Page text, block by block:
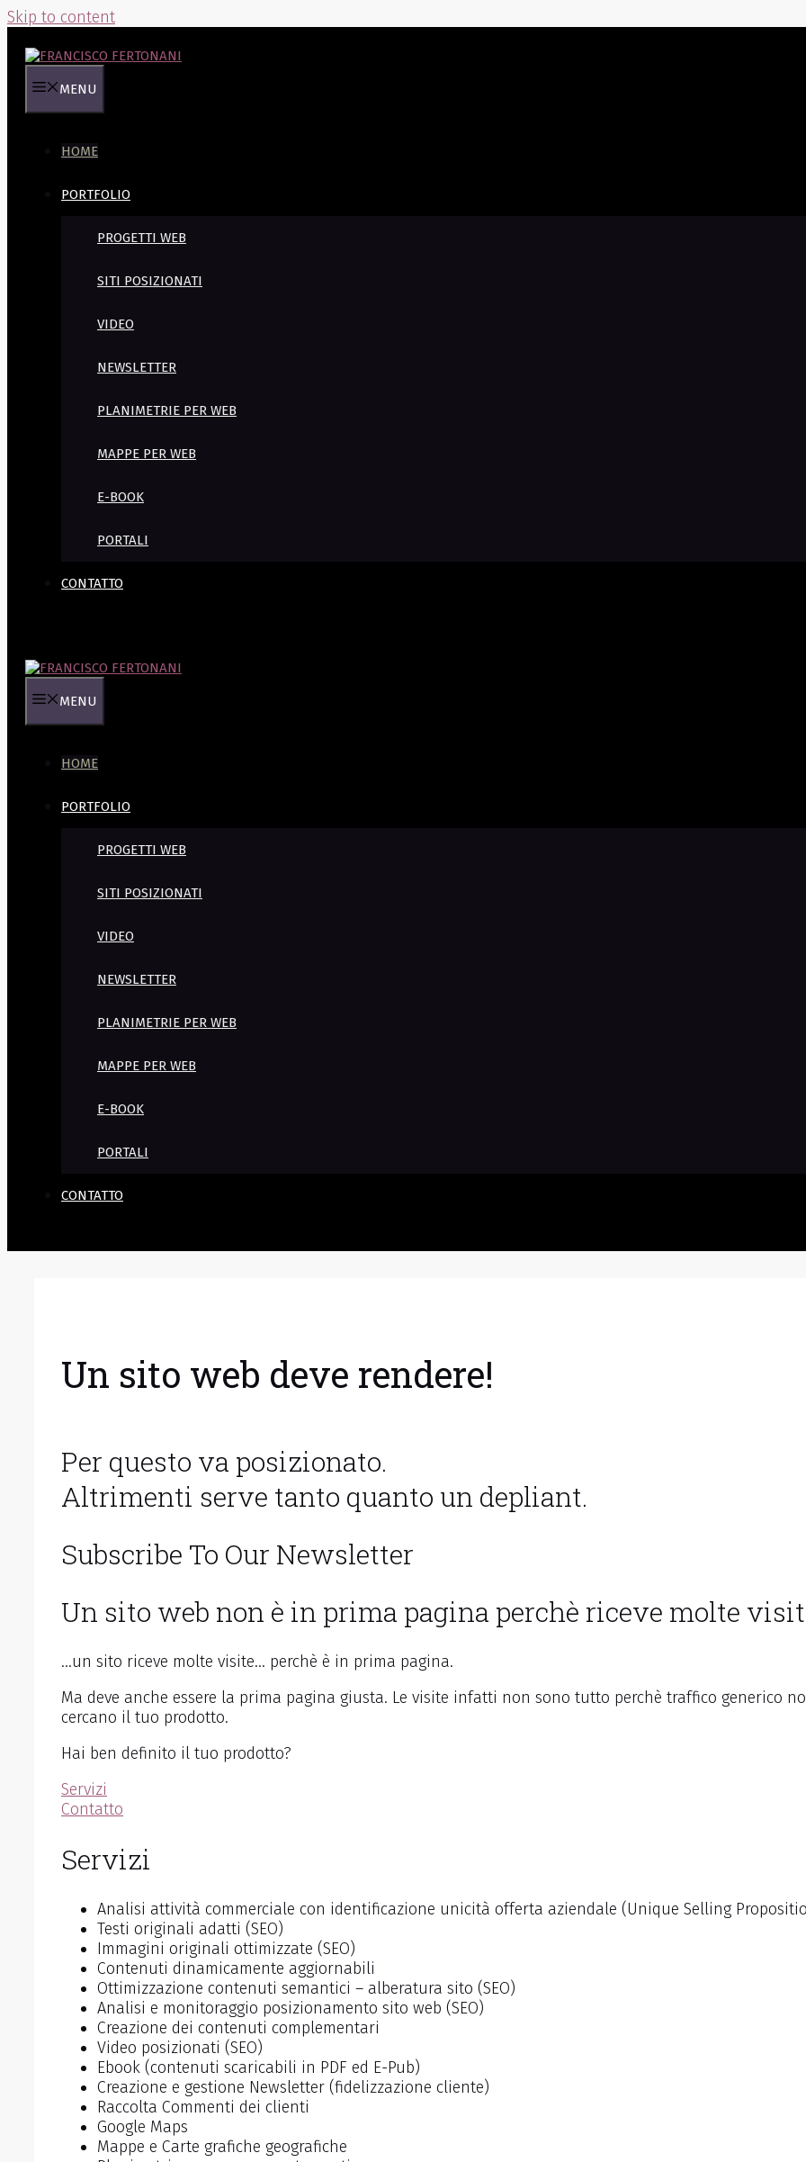
Skip to content
MENU
HOME
PORTFOLIO
PROGETTI WEB
SITI POSIZIONATI
VIDEO
NEWSLETTER
PLANIMETRIE PER WEB
MAPPE PER WEB
E-BOOK
PORTALI
CONTATTO
MENU
HOME
PORTFOLIO
PROGETTI WEB
SITI POSIZIONATI
VIDEO
NEWSLETTER
PLANIMETRIE PER WEB
MAPPE PER WEB
E-BOOK
PORTALI
CONTATTO
Un sito web deve rendere!
Per questo va posizionato.
Altrimenti serve tanto quanto un depliant.
Subscribe To Our Newsletter
Un sito web non è in prima pagina perchè riceve molte
…un sito riceve molte visite… perchè è in prima pagina.
Ma deve anche essere la prima pagina giusta. Le visite infatti non sono tutto perchè traffico generico
cercano il tuo prodotto.
Hai ben definito il tuo prodotto?
Servizi
Contatto
Servizi
Analisi attività commerciale con identificazione unicità offerta aziendale (Unique Selling
Testi originali adatti (SEO)
Immagini originali ottimizzate (SEO)
Contenuti dinamicamente aggiornabili
Ottimizzazione contenuti semantici – alberatura sito (SEO)
Analisi e monitoraggio posizionamento sito web (SEO)
Creazione dei contenuti complementari
Video posizionati (SEO)
Ebook (contenuti scaricabili in PDF ed E-Pub)
Creazione e gestione Newsletter (fidelizzazione cliente)
Raccolta Commenti dei clienti
Google Maps
Mappe e Carte grafiche geografiche